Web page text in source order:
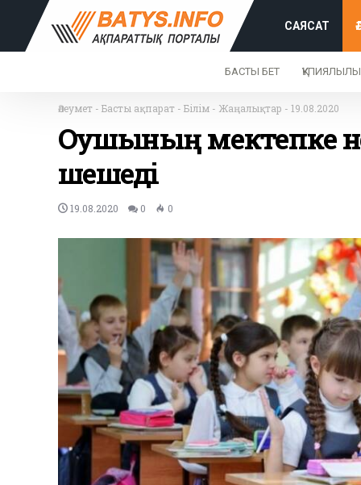
САЯСАТ
БАСТЫ БЕТ
Әлеумет - Басты ақпарат - Білім - Жаңалықтар - 19.08.2020
Оқушының мектепке
шешеді
19.08.2020 0 0